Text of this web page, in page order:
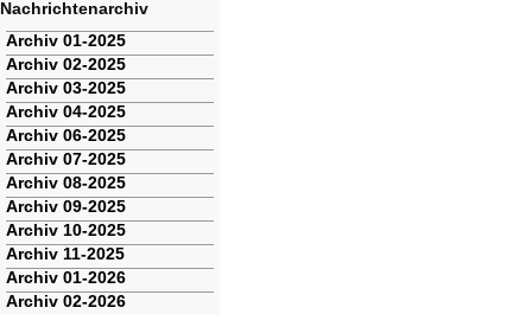
Nachrichtenarchiv
Navigation
überspringen
Archiv 01-2025
Archiv 02-2025
Archiv 03-2025
Archiv 04-2025
Archiv 06-2025
Archiv 07-2025
Archiv 08-2025
Archiv 09-2025
Archiv 10-2025
Archiv 11-2025
Archiv 01-2026
Archiv 02-2026